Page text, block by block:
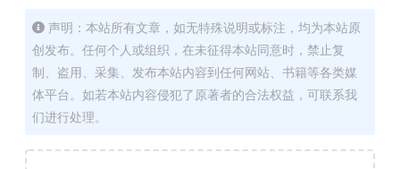
声明：本站所有文章，如无特殊说明或标注，均为本站原
创发布。任何个人或组织，在未征得本站同意时，禁止复
制、盗用、采集、发布本站内容到任何网站、书籍等各类媒
体平台。如若本站内容侵犯了原著者的合法权益，可联系我
们进行处理。